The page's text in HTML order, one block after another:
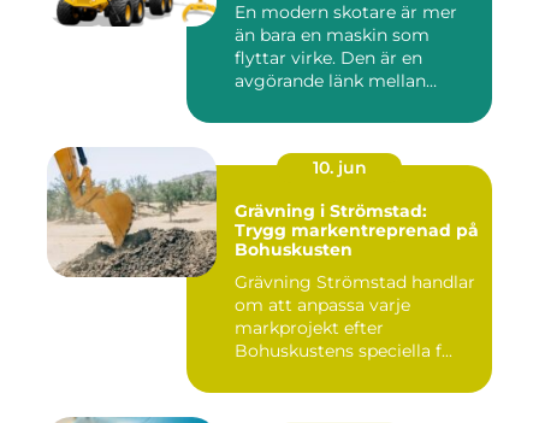
En modern skotare är mer
än bara en maskin som
flyttar virke. Den är en
avgörande länk mellan
10. jun
Grävning i Strömstad:
Trygg markentreprenad på
Bohuskusten
Grävning Strömstad handlar
om att anpassa varje
markprojekt efter
Bohuskustens speciella f...